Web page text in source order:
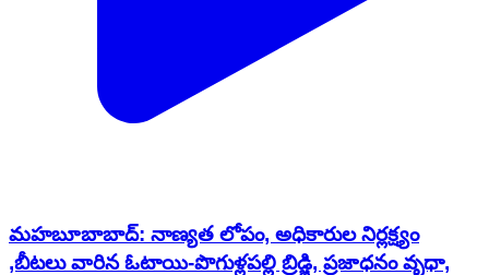
మహబూబాబాద్: నాణ్యత లోపం, అధికారుల నిర్లక్ష్యం
,బీటలు వారిన ఓటాయి-పొగుళ్లపల్లి బ్రిడ్జి, ప్రజాధనం వృధా,